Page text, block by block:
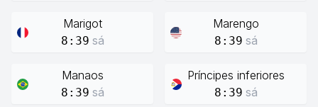
Marigot
8:39 sá
Marengo
8:39 sá
Manaos
8:39 sá
Príncipes inferiores
8:39 sá